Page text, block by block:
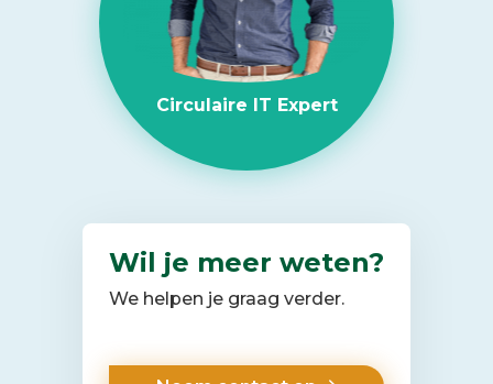
Circulaire IT Expert
Wil je meer weten?
We helpen je graag verder.